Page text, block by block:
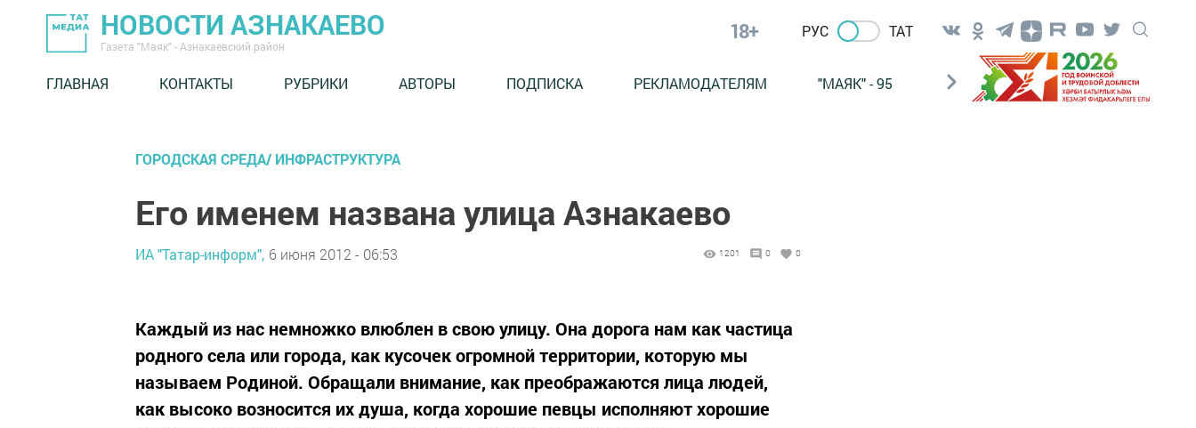
НОВОСТИ АЗНАКАЕВО
Газета "Маяк" - Азнакаевский район
18+ РУС ТАТ
ГЛАВНАЯ КОНТАКТЫ РУБРИКИ АВТОРЫ ПОДПИСКА РЕКЛАМОДАТЕЛЯМ "МАЯК" - 95 "ГУЛЬСТАН" НАШ ПОЧТАЛЬОН
ГОРОДСКАЯ СРЕДА/ ИНФРАСТРУКТУРА
Его именем названа улица Азнакаево
ИА "Татар-информ", 6 июня 2012 - 06:53 1201 0 0
Каждый из нас немножко влюблен в свою улицу. Она дорога нам как частица
родного села или города, как кусочек огромной территории, которую мы
называем Родиной. Обращали внимание, как преображаются лица людей,
как высоко возносится их душа, когда хорошие певцы исполняют хорошие